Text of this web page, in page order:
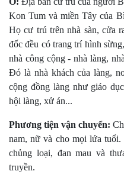
Kon Tum và miền Tây của
Họ cư trú trên nhà sàn, cửa
đốc đều có trang trí hình
nhà công cộng - nhà làng,
Ðó là nhà khách của làng,
cộng đồng làng như giáo
hội làng, xử án...
Phương tiện vận chuyển:
nam, nữ và cho mọi lứa
chủng loại, đan mau và
truyền.